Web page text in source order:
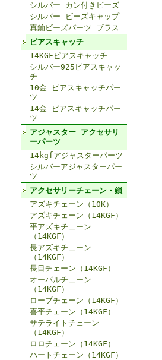
シルバー カン付きビーズ
シルバー ビーズキャップ
真鍮ビーズパーツ ブラス
ピアスキャッチ
14KGFピアスキャッチ
シルバー925ピアスキャッ
チ
10金 ピアスキャッチパー
ツ
14金 ピアスキャッチパー
ツ
アジャスター アクセサリ
ーパーツ
14kgfアジャスターパーツ
シルバーアジャスターパー
ツ
アクセサリーチェーン・鎖
アズキチェーン（10K）
アズキチェーン（14KGF）
平アズキチェーン
（14KGF）
長アズキチェーン
（14KGF）
長目チェーン（14KGF）
オーバルチェーン
（14KGF）
ロープチェーン（14KGF）
喜平チェーン（14KGF）
サテライトチェーン
（14KGF）
ロロチェーン（14KGF）
ハートチェーン（14KGF）